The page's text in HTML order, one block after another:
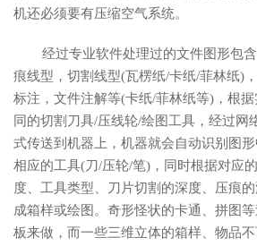
机还必须要有压缩空气系统。
经过专业软件处理过的文件图形包含
痕线型，切割线型(瓦楞纸/卡纸/菲林纸)
标注，文件注解等(卡纸/菲林纸等)，根
同的切割刀具/压线轮/绘图工具，经过网
式传送到机器上，机器就会自动识别图
相应的工具(刀/压轮/笔)，同时根据对应
度、工具类型、刀片切割的深度、压痕
成箱样或绘图。奇形怪状的卡通、拼图
板来做，而一些三维立体的箱样、物品